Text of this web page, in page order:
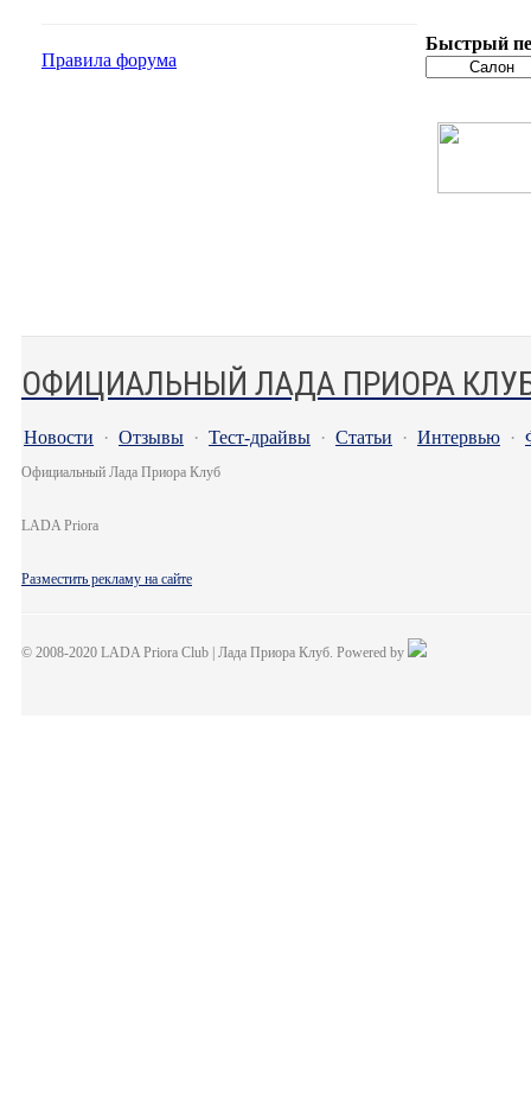
Правила форума
Быстрый
ОФИЦИАЛЬНЫЙ ЛАДА ПРИОРА
Новости · Отзывы · Тест-драйвы · Статьи · Интервью ·
Официальный Лада Приора Клуб
LADA Priora
Разместить рекламу на сайте
© 2008-2020 LADA Priora Club | Лада Приора Клуб. Powered by